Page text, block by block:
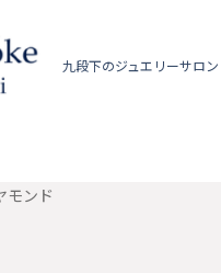
九段下のジュエリーサロン